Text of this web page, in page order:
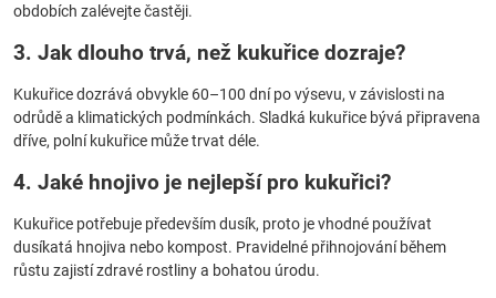
obdobích zalévejte častěji.
3. Jak dlouho trvá, než kukuřice dozraje?
Kukuřice dozrává obvykle 60–100 dní po výsevu, v závislosti na
odrůdě a klimatických podmínkách. Sladká kukuřice bývá připravena
dříve, polní kukuřice může trvat déle.
4. Jaké hnojivo je nejlepší pro kukuřici?
Kukuřice potřebuje především dusík, proto je vhodné používat
dusíkatá hnojiva nebo kompost. Pravidelné přihnojování během
růstu zajistí zdravé rostliny a bohatou úrodu.